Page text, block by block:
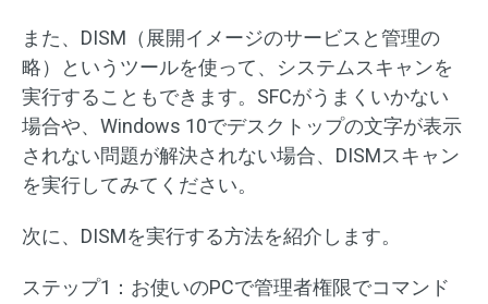
また、DISM（展開イメージのサービスと管理の
略）というツールを使って、システムスキャンを
実行することもできます。SFCがうまくいかない
場合や、Windows 10でデスクトップの文字が表示
されない問題が解決されない場合、DISMスキャン
を実行してみてください。
次に、DISMを実行する方法を紹介します。
ステップ1：お使いのPCで管理者権限でコマンド